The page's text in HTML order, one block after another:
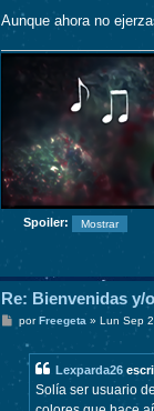
Aunque ahora no
Spoiler:
Re: Bienvenidas y/
M
s
porFreegeta » Lun Sep
Lexparda26
Solía ser usuario